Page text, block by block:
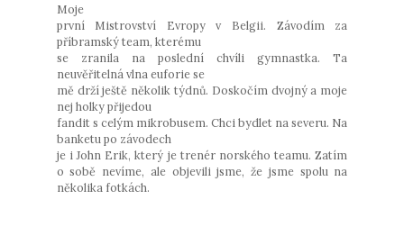
Moje
první Mistrovství Evropy v Belgii. Závodím za
příbramský team, kterému
se zranila na poslední chvíli gymnastka. Ta
neuvěřitelná vlna euforie se
mě drží ještě několik týdnů. Doskočím dvojný a moje
nej holky přijedou
fandit s celým mikrobusem. Chci bydlet na severu. Na
banketu po závodech
je i John Erik, který je trenér norského teamu. Zatím
o sobě nevíme, ale objevili jsme, že jsme spolu na
několika fotkách.